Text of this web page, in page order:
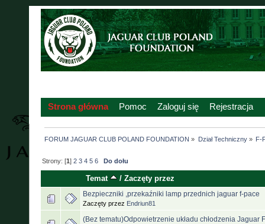
Strona główna Pomoc Zaloguj się Rejestracja
FORUM JAGUAR CLUB POLAND FOUNDATION » Dział Techniczny» F-
Strony: [1]2 3 4 5 6 Do dołu
Temat /Zaczęty przez
Bezpieczniki ,przekaźniki lamp przednich jaguar f-pace
Zaczęty przez Endriun81
(Bez tematu)Odpowietrzenie układu chłodzenia Jaguar